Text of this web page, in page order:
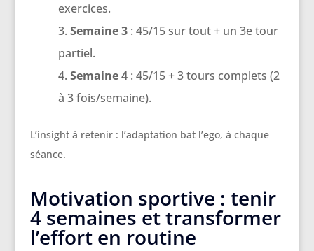
exercices.
Semaine 3: 45/15 sur tout + un 3e tour
partiel.
Semaine 4: 45/15 + 3 tours complets (2
à 3 fois/semaine).
L’insight à retenir : l’adaptation bat l’ego, à chaque
séance.
Motivation sportive : tenir
4 semaines et transformer
l’effort en routine